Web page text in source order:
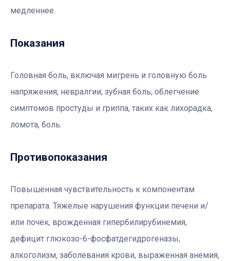
медленнее.
Показания
Головная боль, включая мигрень и головную боль
напряжения; невралгии; зубная боль; облегчение
симптомов простуды и гриппа, таких как лихорадка,
ломота, боль.
Противопоказания
Повышенная чувствительность к компонентам
препарата. Тяжелые нарушения функции печени и/
или почек, врожденная гипербилирубинемия,
дефицит глюкозо-6-фосфатдегидрогеназы,
алкоголизм, заболевания крови, выраженная анемия,